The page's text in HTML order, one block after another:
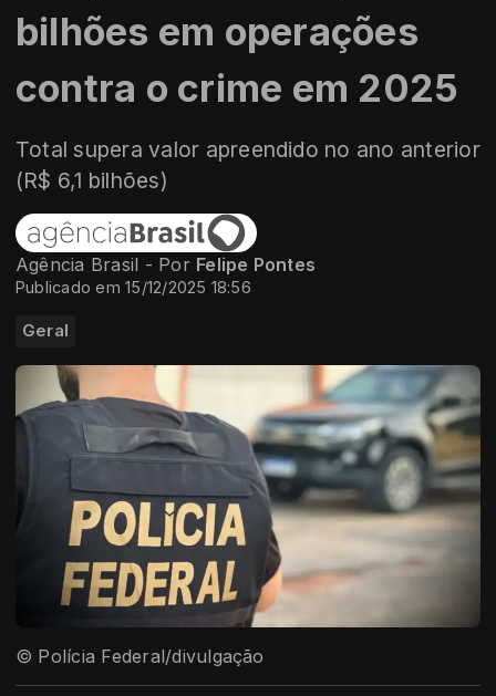
bilhões em operações
contra o crime em 2025
Total supera valor apreendido no ano anterior
(R$ 6,1 bilhões)
Agência Brasil - Por Felipe Pontes
Publicado em 15/12/2025 18:56
Geral
© Polícia Federal/divulgação